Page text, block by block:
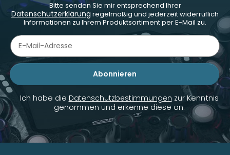
Bitte senden Sie mir entsprechend Ihrer
Datenschutzerklärung regelmäßig und jederzeit widerruflich
Informationen zu Ihrem Produktsortiment per E-Mail zu.
Abonnieren
Newsletter Abonnieren
Ich habe die Datenschutzbestimmungen zur Kenntnis
genommen und erkenne diese an.